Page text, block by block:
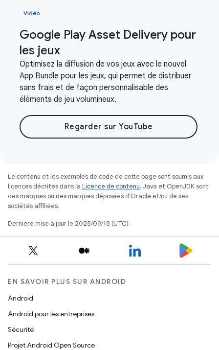
Vidéo
Google Play Asset Delivery pour
les jeux
Optimisez la diffusion de vos jeux avec le nouvel
App Bundle pour les jeux, qui permet de distribuer
sans frais et de façon personnalisable des
éléments de jeu volumineux.
Regarder sur YouTube
Le contenu et les exemples de code de cette page sont soumis aux
licences décrites dans la Licence de contenu. Java et OpenJDK sont
des marques ou des marques déposées d'Oracle et/ou de ses
sociétés affiliées.
Dernière mise à jour le 2025/09/18 (UTC).
EN SAVOIR PLUS SUR ANDROID
Android
Android pour les entreprises
Sécurité
Projet Android Open Source